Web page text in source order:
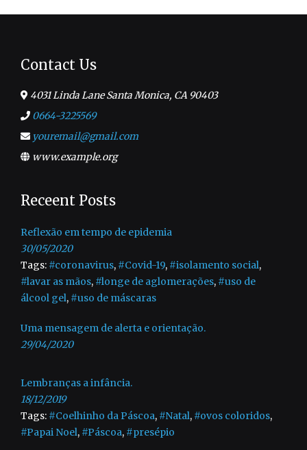
Contact Us
4031 Linda Lane Santa Monica, CA 90403
0664-3225569
youremail@gmail.com
www.example.org
Receent Posts
Reflexão em tempo de epidemia
30/05/2020
Tags: #coronavirus, #Covid-19, #isolamento social,
#lavar as mãos, #longe de aglomerações, #uso de
álcool gel, #uso de máscaras
Uma mensagem de alerta e orientação.
29/04/2020
Lembranças a infância.
18/12/2019
Tags: #Coelhinho da Páscoa, #Natal, #ovos coloridos,
#Papai Noel, #Páscoa, #presépio